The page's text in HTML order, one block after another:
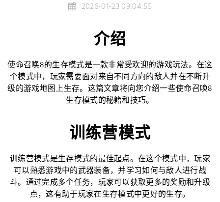
2026-01-23 09:04:55
介绍
使命召唤8的生存模式是一款非常受欢迎的游戏玩法。在这
个模式中，玩家需要面对来自不同方向的敌人并在不断升
级的游戏地图上生存。这篇文章将向您介绍一些使命召唤8
生存模式的秘籍和技巧。
训练营模式
训练营模式是生存模式的最佳起点。在这个模式中，玩家
可以熟悉游戏中的武器装备，并学习如何与敌人进行战
斗。通过完成多个任务，玩家可以获取更多的奖励和升级
点，这有助于玩家在生存模式中更好的生存。